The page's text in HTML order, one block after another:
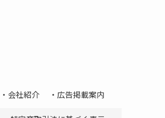
会社紹介
広告掲載案内